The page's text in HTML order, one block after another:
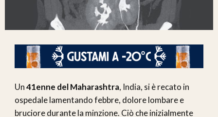
Un41enne del Maharashtra, India, si è recato in
ospedale lamentando febbre, dolore lombare e
bruciore durante la minzione. Ciò che inizialmente